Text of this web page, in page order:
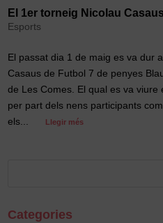
El 1er torneig Nicolau
Esports
El passat dia 1 de maig es va dur
Casaus de Futbol 7 de penyes
de Les Comes. El qual es va
per part dels nens participants
els...
Llegir més
Categories